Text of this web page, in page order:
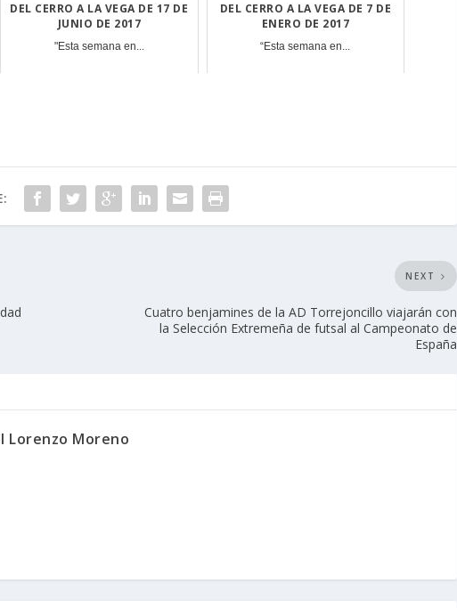
DEL CERRO A LA VEGA DE 17 DE
JUNIO DE 2017
"Esta semana en...
DEL CERRO A LA VEGA DE 7 DE
ENERO DE 2017
“Esta semana en...
NEXT
Cuatro benjamines de la AD Torrejoncillo viajarán con
la Selección Extremeña de futsal al Campeonato de
España
Lorenzo Moreno